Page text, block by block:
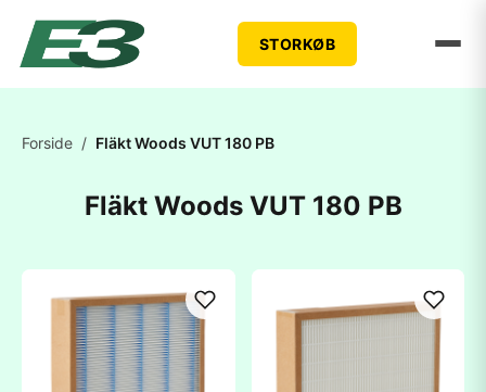
STORKØB
Forside / Fläkt Woods VUT 180 PB
Fläkt Woods VUT 180 PB